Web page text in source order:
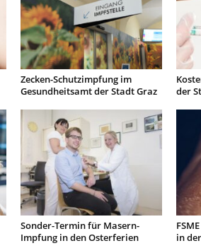
Zecken-Schutzimpfung im
Gesundheitsamt der Stadt Graz
der
Sonder-Termin für Masern-
Impfung in den Osterferien
in